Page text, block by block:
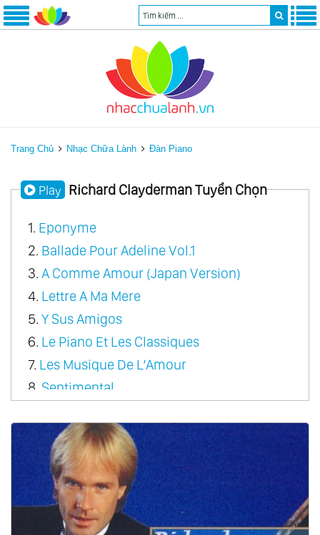
Trang Chủ Nhạc Chữa Lành Đàn Piano
Play Richard Clayderman Tuyển Chọn
1. Eponyme
2. Ballade Pour Adeline Vol.1
3. A Comme Amour (Japan Version)
4. Lettre A Ma Mere
5. Y Sus Amigos
6. Le Piano Et Les Classiques
7. Les Musique De L’Amour
8. Sentimental
A Come Amore
A Dream Of Love
Couleur Tendresse
13.Le Premiere Cragnin D’Elsa
Fragile Heart